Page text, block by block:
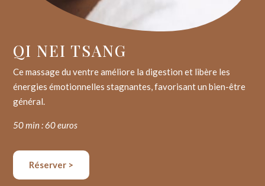
QI NEI TSANG
Ce massage du ventre améliore la digestion et libère les
énergies émotionnelles stagnantes, favorisant un bien-être
général.
50 min : 60 euros
Réserver >